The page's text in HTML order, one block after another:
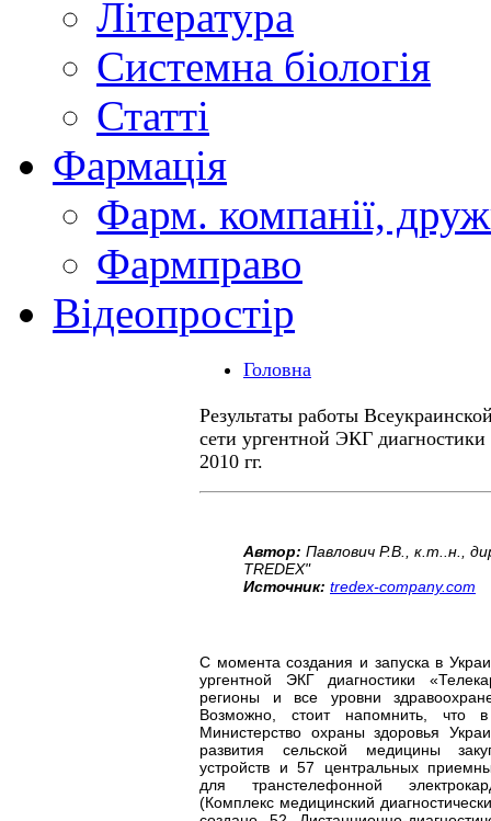
Література
Системна біологія
Статті
Фармація
Фарм. компанії,
Фармправо
Відеопростір
Головна
Результаты работы
сети ургентной ЭКГ
2010 гг.
Автор: Павлович Р.В., к.т..н.,
TREDEX"
Источник: tredex-company.com
С момента создания и запуска в
ургентной ЭКГ диагностики
регионы и все уровни
Возможно, стоит напомнить, что
Министерство охраны здоровья
развития сельской медицины
устройств и 57 центральных
для транстелефонной
(Комплекс медицинский